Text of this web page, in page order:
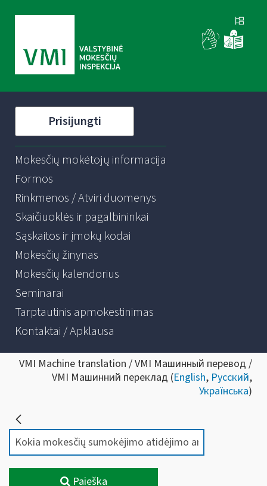
Prisijungti
Mokesčių mokėtojų informacija
Formos
Rinkmenos / Atviri duomenys
Skaičiuoklės ir pagalbininkai
Sąskaitos ir įmokų kodai
Mokesčių žinynas
Mokesčių kalendorius
Seminarai
Tarptautinis apmokestinimas
Kontaktai / Apklausa
VMI Machine translation / VMI Машинный перевод /
VMI Машинний переклад (English, Русский,
Українська)
Paieška